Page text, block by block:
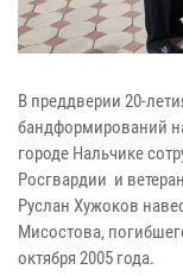
В преддверии 20-
бандформирований
городе Нальчике
Росгвардии и
Руслан Хужоков
Мисостова,
октября 2005 года.